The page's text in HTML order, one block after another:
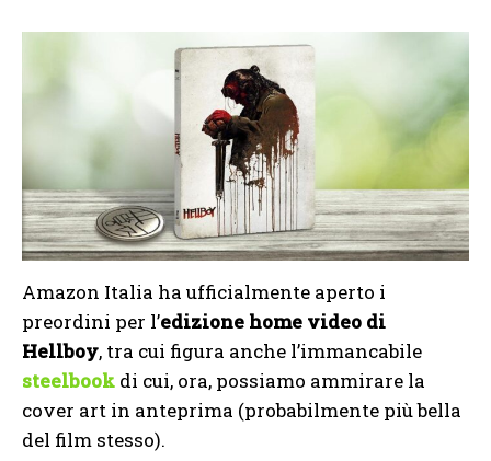
Amazon Italia ha ufficialmente aperto i
preordini per l’edizione home video di
Hellboy, tra cui figura anche l’immancabile
steelbook di cui, ora, possiamo ammirare la
cover art in anteprima (probabilmente più bella
del film stesso).